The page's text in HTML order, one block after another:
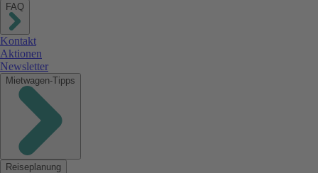
FAQ
Kontakt
Aktionen
Newsletter
Mietwagen-Tipps
Reiseplanung